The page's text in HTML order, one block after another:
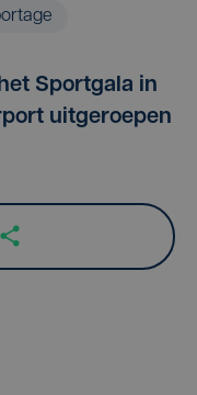
Sportgala in
uitgeroepen